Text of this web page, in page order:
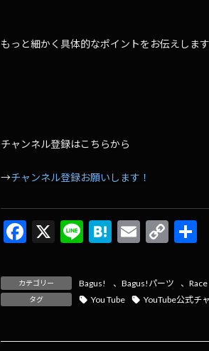
もっと細かく具体的なポイントをお伝えします
チャンネル登録はこちらから
→チャンネル登録お願いします！
F
e
b
o
X
Li
e
H
e
n
E
ai
l
C
p
y
n
カテゴリー Bagus! 、 Bagus!パーツ 、Race
タグ You Tube YouTube公式チ